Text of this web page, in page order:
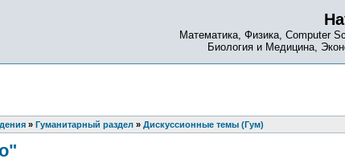
Математика, Физика, Computer
Биология и Медицина,
» Гуманитарный раздел » Дискуссионные темы (Гум)